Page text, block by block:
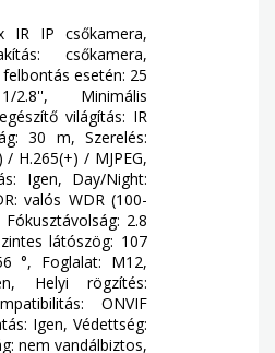
IR IP csőkamera,
csőkamera,
esetén: 25
2.8'', Minimális
világítás: IR
30 m, Szerelés:
H.265(+) / MJPEG,
Igen, Day/Night:
valós WDR (100-
2.8
látószög: 107
°, Foglalat: M12,
Helyi rögzítés:
ONVIF
Igen, Védettség:
nem vandálbiztos,